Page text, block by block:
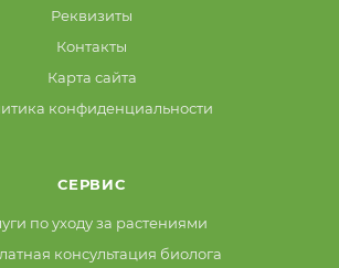
Реквизиты
Контакты
Карта сайта
конфиденциальности
СЕРВИС
по уходу за растениями
консультация биолога